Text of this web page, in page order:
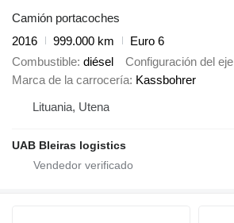
Camión portacoches
2016
999.000 km
Euro 6
Combustible diésel Configuración del eje
Marca de la carrocería Kassbohrer
Lituania, Utena
UAB Bleiras logistics